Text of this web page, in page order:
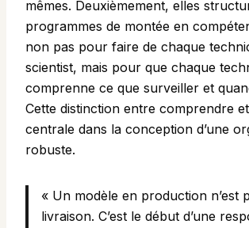
mêmes. Deuxièmement, elles
programmes de montée en
non pas pour faire de chaque
scientist, mais pour que chaque
comprenne ce que surveiller et
Cette distinction entre comprendre
centrale dans la conception d’une
robuste.
« Un modèle en production n’est
livraison. C’est le début d’une